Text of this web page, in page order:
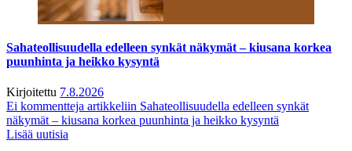
Sahateollisuudella edelleen synkät näkymät – kiusana korkea
puunhinta ja heikko kysyntä
Kirjoitettu 7.8.2026
Ei kommentteja artikkeliin Sahateollisuudella edelleen synkät
näkymät – kiusana korkea puunhinta ja heikko kysyntä
Lisää uutisia